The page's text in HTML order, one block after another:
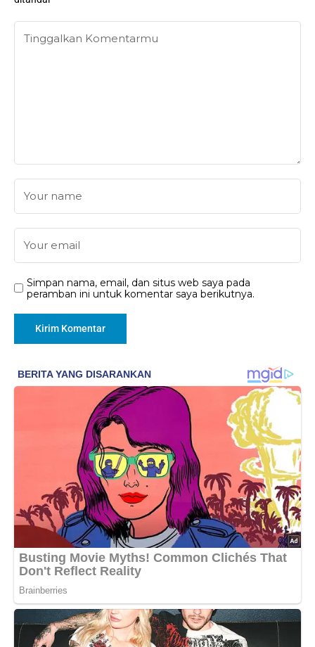
Simpan nama, email, dan situs web saya pada
peramban ini untuk komentar saya berikutnya.